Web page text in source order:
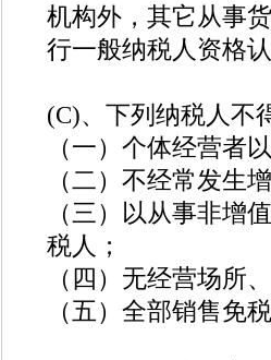
机构外，其它从事
行一般纳税人资格
(C)、下列纳税人不
（一）个体经营者
（二）不经常发生
（三）以从事非增
税人；
（四）无经营场所
（五）全部销售免